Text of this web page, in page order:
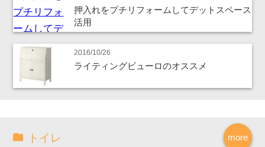
押入れをプチリフォームしてデットスペース
活用
2016/10/26
ライティングビューロのオススメ
more
トイレ